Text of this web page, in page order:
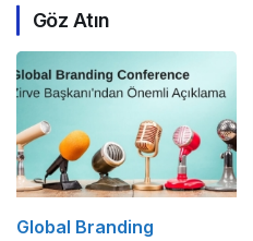
Göz Atın
Global Branding